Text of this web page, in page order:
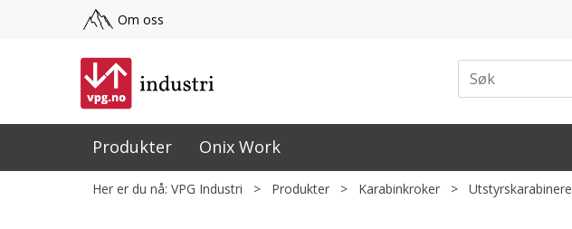
Om oss
Produkter Onix Work
Her er du nå: VPG Industri > Produkter > Karabinkroker > Utstyrskarabinere